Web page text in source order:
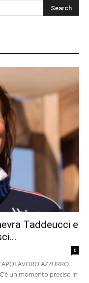
Taddeucci e
0
AZZURRO
un momento preciso in